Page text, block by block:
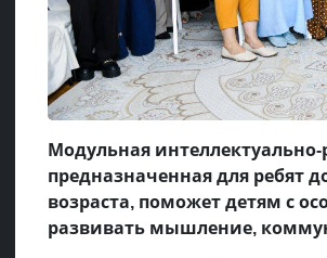
Модульная
предназначенная для ребят
возраста, поможет детям с
развивать мышление,